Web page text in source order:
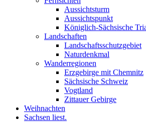
Aussichtsturm
Aussichtspunkt
Königlich-Sächsische
Landschaften
Landschaftsschutzgebiet
Naturdenkmal
Wanderregionen
Erzgebirge mit Chemnitz
Sächsische Schweiz
Vogtland
Zittauer Gebirge
Weihnachten
Sachsen liest.